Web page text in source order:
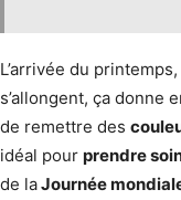
L’arrivée du
s’allongent, ça donne
de remettre des
idéal pour prendre
de laJournée